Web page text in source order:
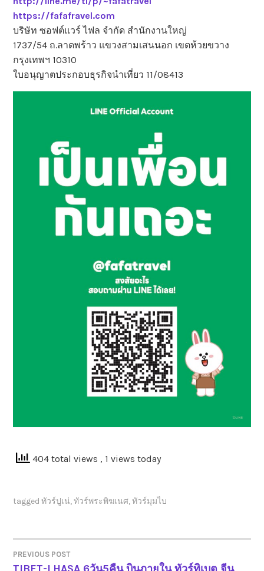
https://fafafravel.com
บริษัท ซอฟต์แวร์ ไฟล จำกัด สำนักงานใหญ่
1737/54 ถ.ลาดพร้าว แขวงสามเสนนอก เขตห้วยขวาง
กรุงเทพฯ 10310
ใบอนุญาตประกอบธุรกิจนำเที่ยว 11/08413
404 total views , 1 views today
taggedทัวร์ปูเน่,ทัวร์พระพิฆเนศ,ทัวร์มุมไบ
PREVIOUS POST